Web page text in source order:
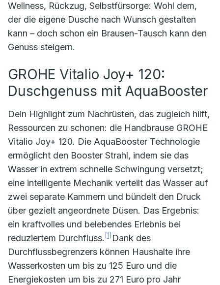
Wellness, Rückzug, Selbstfürsorge: Wohl dem,
der die eigene Dusche nach Wunsch gestalten
kann – doch schon ein Brausen-Tausch kann den
Genuss steigern.
GROHE Vitalio Joy+ 120:
Duschgenuss mit AquaBooster
Dein Highlight zum Nachrüsten, das zugleich hilft,
Ressourcen zu schonen: die Handbrause GROHE
Vitalio Joy+ 120. Die AquaBooster Technologie
ermöglicht den Booster Strahl, indem sie das
Wasser in extrem schnelle Schwingung versetzt;
eine intelligente Mechanik verteilt das Wasser auf
zwei separate Kammern und bündelt den Druck
über gezielt angeordnete Düsen. Das Ergebnis:
ein kraftvolles und belebendes Erlebnis bei
reduziertem Durchfluss. [1] Dank des
Durchflussbegrenzers können Haushalte ihre
Wasserkosten um bis zu 125 Euro und die
Energiekosten um bis zu 271 Euro pro Jahr